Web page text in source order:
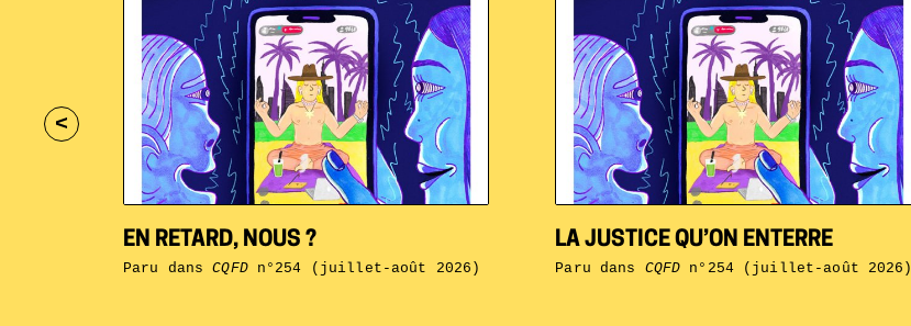
<
EN RETARD, NOUS ?
Paru dansCQFDn°254 (juillet-août 2026)
LA JUSTICE QU’ON ENTERRE
Paru dans CQFD n°254 (juillet-août 2026)